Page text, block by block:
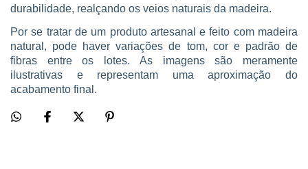
durabilidade, realçando os veios naturais da madeira.
Por se tratar de um produto artesanal e feito com madeira
natural, pode haver variações de tom, cor e padrão de
fibras entre os lotes. As imagens são meramente
ilustrativas e representam uma aproximação do
acabamento final.